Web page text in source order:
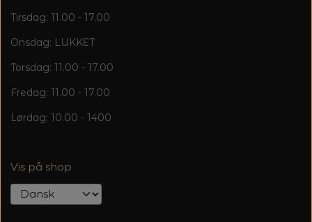
Tirsdag: 11.00 - 17.00
Onsdag: LUKKET
Torsdag: 11.00 - 17.00
Fredag: 11.00 - 17.00
Lørdag: 10.00 - 1400
Vis på shop